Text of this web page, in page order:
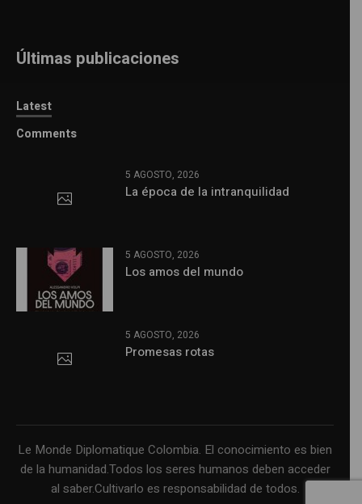
Últimas publicaciones
Latest
Comments
5 AGOSTO, 2026
La época de la intranquilidad
5 AGOSTO, 2026
Los amos del mundo
5 AGOSTO, 2026
Promesas rotas
Le Monde Diplomatique Colombia. El conocimiento es bien
de la humanidad.Todos los seres humanos deben acceder
al saber.Cultivarlo es responsabilidad de todos.